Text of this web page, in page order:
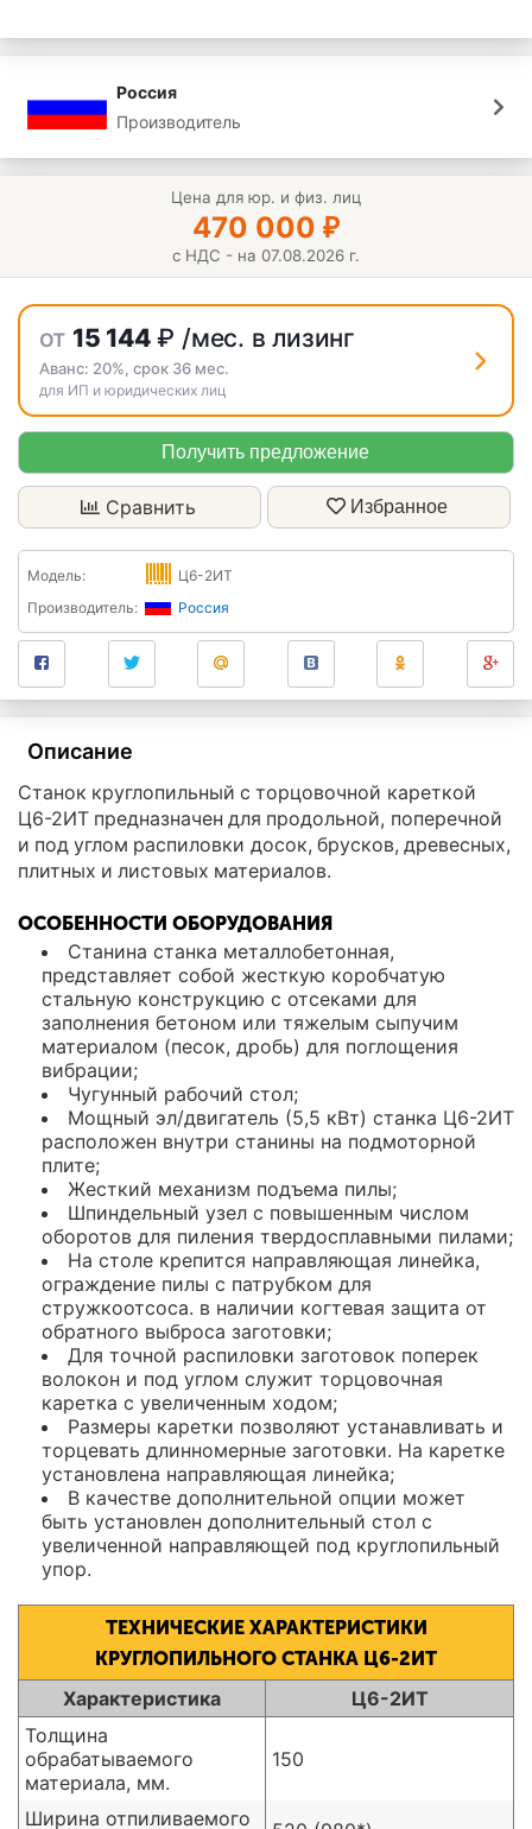
Россия
Производитель
Цена для юр. и физ. лиц
470 000 ₽
с НДС - на 07.08.2026 г.
от 15 144₽ /мес. в лизинг
Аванс: 20% , срок 36мес.
для ИП и юридических лиц
Получить предложение
Сравнить Избранное
Модель:
Ц6-2ИТ
Производитель:
Россия
Описание
Станок круглопильный с торцовочной кареткой
Ц6-2ИТ предназначен для продольной, поперечной
и под углом распиловки досок, брусков, древесных,
плитных и листовых материалов.
ОСОБЕННОСТИ ОБОРУДОВАНИЯ
Станина станка металлобетонная,
представляет собой жесткую коробчатую
стальную конструкцию с отсеками для
заполнения бетоном или тяжелым сыпучим
материалом (песок, дробь) для поглощения
вибрации;
Чугунный рабочий стол;
Мощный эл/двигатель (5,5 кВт) станка Ц6-2ИТ
расположен внутри станины на подмоторной
плите;
Жесткий механизм подъема пилы;
Шпиндельный узел с повышенным числом
оборотов для пиления твердосплавными пилами;
На столе крепится направляющая линейка,
ограждение пилы с патрубком для
стружкоотсоса. в наличии когтевая защита от
обратного выброса заготовки;
Для точной распиловки заготовок поперек
волокон и под углом служит торцовочная
каретка с увеличенным ходом;
Размеры каретки позволяют устанавливать и
торцевать длинномерные заготовки. На каретке
установлена направляющая линейка;
В качестве дополнительной опции может
быть установлен дополнительный стол с
увеличенной направляющей под круглопильный
упор.
ТЕХНИЧЕСКИЕ ХАРАКТЕРИСТИКИ
КРУГЛОПИЛЬНОГО СТАНКА Ц6-2ИТ
Характеристика
Ц6-2ИТ
Толщина
обрабатываемого
материала, мм.
150
Ширина отпиливаемого